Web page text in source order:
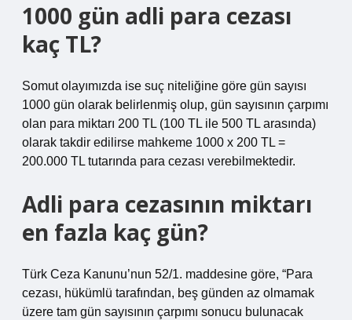
1000 gün adli para cezası
kaç TL?
Somut olayımızda ise suç niteliğine göre gün sayısı
1000 gün olarak belirlenmiş olup, gün sayısının çarpımı
olan para miktarı 200 TL (100 TL ile 500 TL arasında)
olarak takdir edilirse mahkeme 1000 x 200 TL =
200.000 TL tutarında para cezası verebilmektedir.
Adli para cezasının miktarı
en fazla kaç gün?
Türk Ceza Kanunu’nun 52/1. maddesine göre, “Para
cezası, hükümlü tarafından, beş günden az olmamak
üzere tam gün sayısının çarpımı sonucu bulunacak